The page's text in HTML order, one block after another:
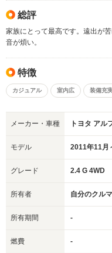
総評
家族にとって最高です。遠出が
音が煩い。
特徴
カジュアル 室内広 装備充
メーカー・車種 トヨタ アル
モデル 2011年11月
グレード 2.4 G 4WD
所有者 自分のクルマ
所有期間 -
燃費 -